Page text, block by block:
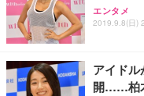
エンタメ
2019.9.8(日)
アイド
開……柏